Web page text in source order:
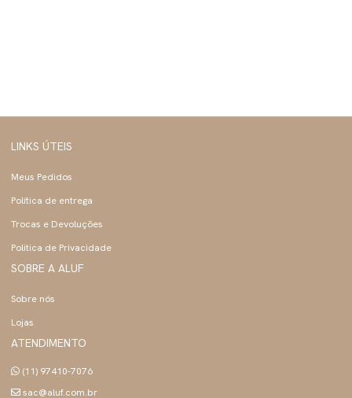
LINKS ÚTEIS
Meus Pedidos
Política de entrega
Trocas e Devoluções
Politica de Privacidade
SOBRE A ALUF
Sobre nós
Lojas
ATENDIMENTO
(11) 97410-7076
sac@aluf.com.br